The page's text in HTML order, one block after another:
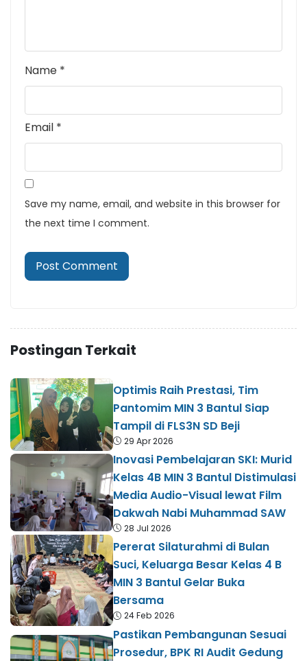
Name *
Email *
Save my name, email, and website in this browser for
the next time I comment.
Postingan Terkait
Optimis Raih Prestasi, Tim
Pantomim MIN 3 Bantul Siap
Tampil di FLS3N SD Beji
29 Apr 2026
Inovasi Pembelajaran SKI: Murid
Kelas 4B MIN 3 Bantul Distimulasi
Media Audio-Visual lewat Film
Dakwah Nabi Muhammad SAW
28 Jul 2026
Pererat Silaturahmi di Bulan
Suci, Keluarga Besar Kelas 4 B
MIN 3 Bantul Gelar Buka
Bersama
24 Feb 2026
Pastikan Pembangunan Sesuai
Prosedur, BPK RI Audit Gedung